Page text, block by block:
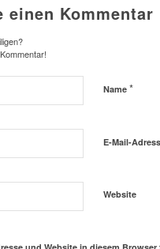
einen Kommentar
Name *
E-Mail-
Website